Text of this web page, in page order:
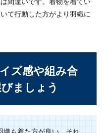
て行動した方がより羽織に
ズ感や組み合
ましょう
織も着た方が良い。それ